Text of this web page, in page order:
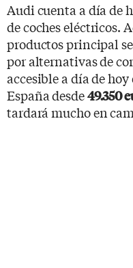
Audi cuenta a día de
de coches eléctricos.
productos principal
por alternativas de
accesible a día de hoy
España desde49.350
tardará mucho en